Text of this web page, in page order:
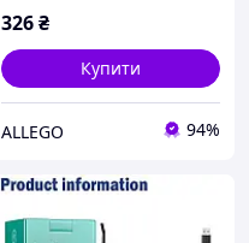
326₴
Купити
ALLEGO 94%